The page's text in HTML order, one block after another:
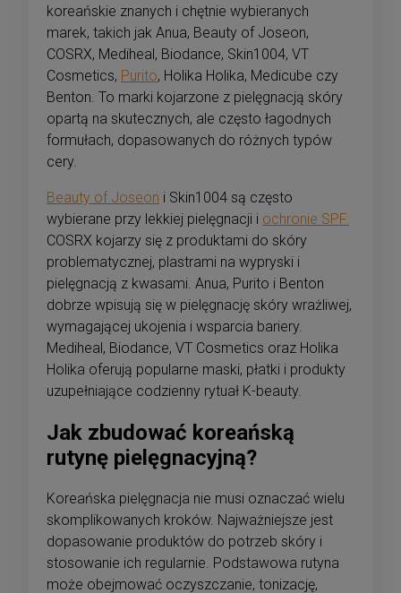
koreańskie znanych i chętnie wybieranych
marek, takich jak Anua, Beauty of Joseon,
COSRX, Mediheal, Biodance, Skin1004, VT
Cosmetics, Purito, Holika Holika, Medicube czy
Benton. To marki kojarzone z pielęgnacją skóry
opartą na skutecznych, ale często łagodnych
formułach, dopasowanych do różnych typów
cery.
Beauty of Joseon i Skin1004 są często
wybierane przy lekkiej pielęgnacji i ochronie SPF.
COSRX kojarzy się z produktami do skóry
problematycznej, plastrami na wypryski i
pielęgnacją z kwasami. Anua, Purito i Benton
dobrze wpisują się w pielęgnację skóry wrażliwej,
wymagającej ukojenia i wsparcia bariery.
Mediheal, Biodance, VT Cosmetics oraz Holika
Holika oferują popularne maski, płatki i produkty
uzupełniające codzienny rytuał K-beauty.
Jak zbudować koreańską
rutynę pielęgnacyjną?
Koreańska pielęgnacja nie musi oznaczać wielu
skomplikowanych kroków. Najważniejsze jest
dopasowanie produktów do potrzeb skóry i
stosowanie ich regularnie. Podstawowa rutyna
może obejmować oczyszczanie, tonizację,